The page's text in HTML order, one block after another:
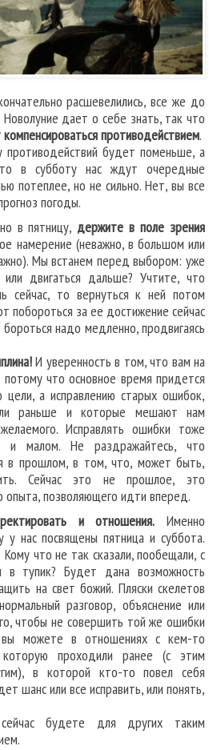
расшевелились, все же до
дает о себе знать, так что
противодействием.
противодействий будет поменьше, а
в субботу нас ждут очередные
потеплее, но не сильно. Нет, вы все
погоды.
в пятницу, держите в поле зрения
намерение (неважно, в большом или
Мы встанем перед выбором: уже
или двигаться дальше? Учтите, что
сейчас, то вернуться к ней потом
побороться за ее достижение сейчас
надо медленно, продвигаясь
И уверенность в том, что вам на
что основное время придется
цели, а исправлению старых ошибок,
раньше и которые мешают нам
Исправлять ошибки тоже
и малом. Не раздражайтесь, что
в прошлом, в том, что, может быть,
Сейчас это не прошлое, это
опыта, позволяющего идти вперед.
и отношения. Именно
у нас посвящены пятница и суббота.
что не так сказали, пообещали, с
тупик? Будет дана возможность
на свет божий. Пляски скелетов
разговор, объяснение или
чтобы не совершить той же ошибки
можете в отношениях с кем-то
проходили ранее (с этим
в которой кто-то повел себя
шанс или все исправить, или понять,
будете для других таким